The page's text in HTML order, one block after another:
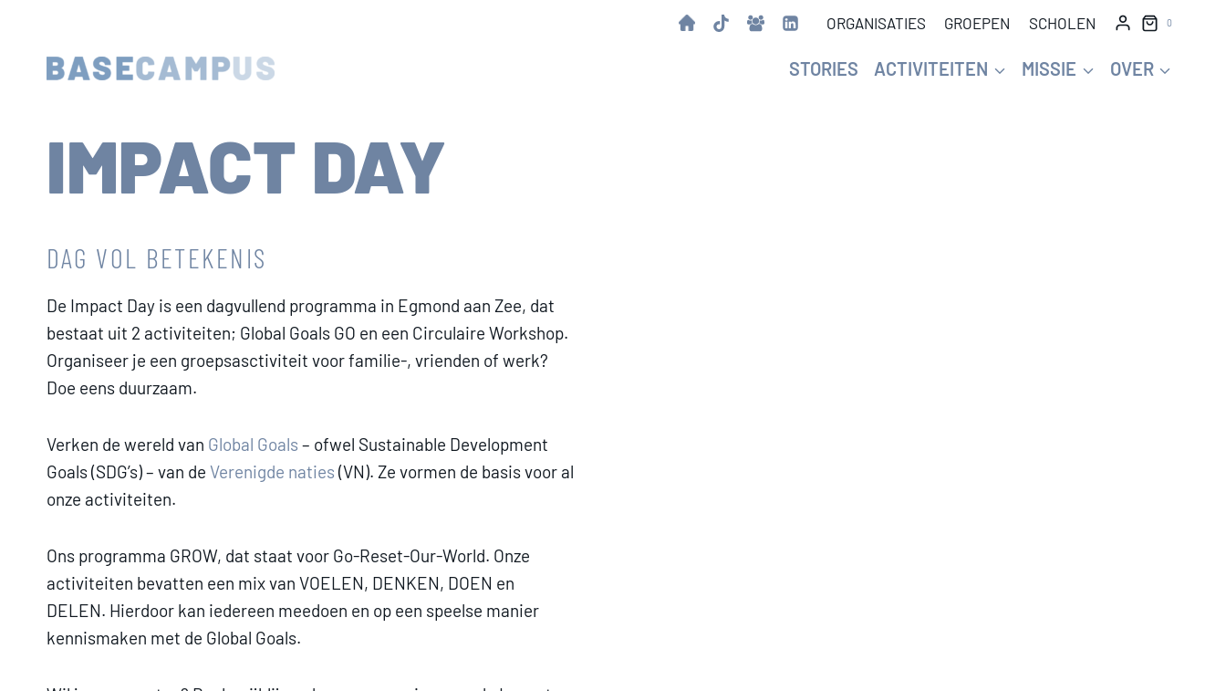
content
ORGANISATIES GROEPEN SCHOLEN 0
STORIES ACTIVITEITEN MISSIE OVER
IMPACT DAY
DAG VOL BETEKENIS
De Impact Day is een dagvullend programma in Egmond aan Zee, dat
bestaat uit 2 activiteiten; Global Goals GO en een Circulaire Workshop.
Organiseer je een groepsasctiviteit voor familie-, vrienden of werk?
Doe eens duurzaam.
Verken de wereld van Global Goals – ofwel Sustainable Development
Goals (SDG’s) – van de Verenigde naties (VN). Ze vormen de basis voor al
onze activiteiten.
Ons programma GROW, dat staat voor Go-Reset-Our-World. Onze
activiteiten bevatten een mix van VOELEN, DENKEN, DOEN en
DELEN. Hierdoor kan iedereen meedoen en op een speelse manier
kennismaken met de Global Goals.